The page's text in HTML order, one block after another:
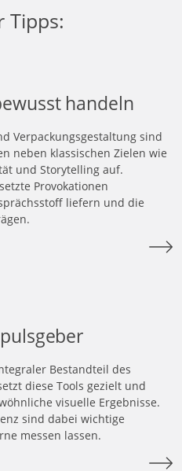
Tipps:
handeln
Verpackungsgestaltung sind
neben klassischen Zielen wie
und Storytelling auf.
Provokationen
liefern und die
Bestandteil des
diese Tools gezielt und
visuelle Ergebnisse.
sind dabei wichtige
messen lassen.